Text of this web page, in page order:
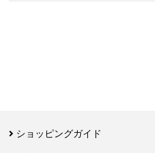
ショッピングガイド